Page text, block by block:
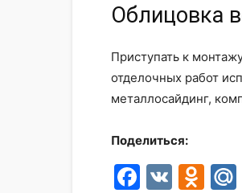
Облицовка
Приступать к
отделочных работ
металлосайдинг,
Поделиться:
VK